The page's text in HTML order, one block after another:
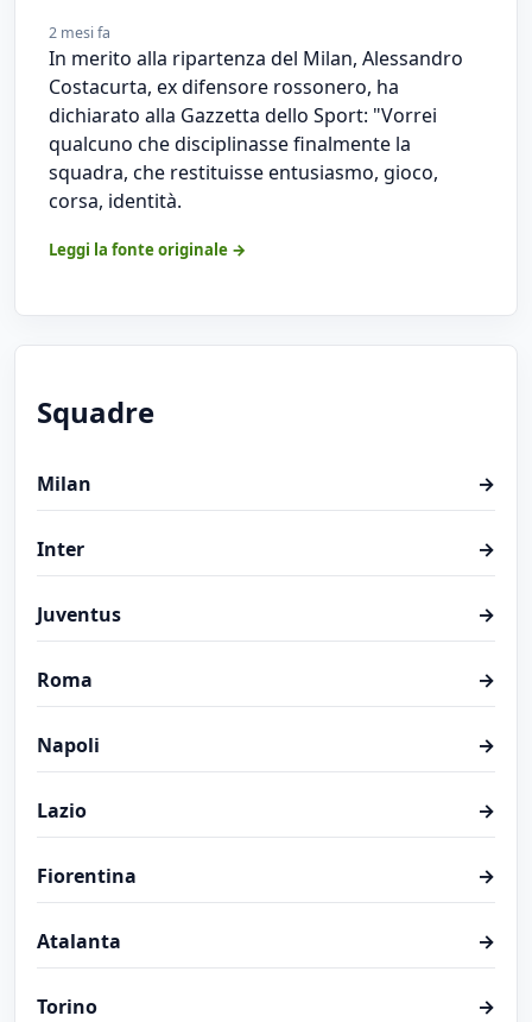
2 mesi fa
In merito alla ripartenza del Milan, Alessandro
Costacurta, ex difensore rossonero, ha
dichiarato alla Gazzetta dello Sport: "Vorrei
qualcuno che disciplinasse finalmente la
squadra, che restituisse entusiasmo, gioco,
corsa, identità.
Leggi la fonte originale →
Squadre
Milan →
Inter →
Juventus →
Roma →
Napoli →
Lazio →
Fiorentina →
Atalanta →
Torino →